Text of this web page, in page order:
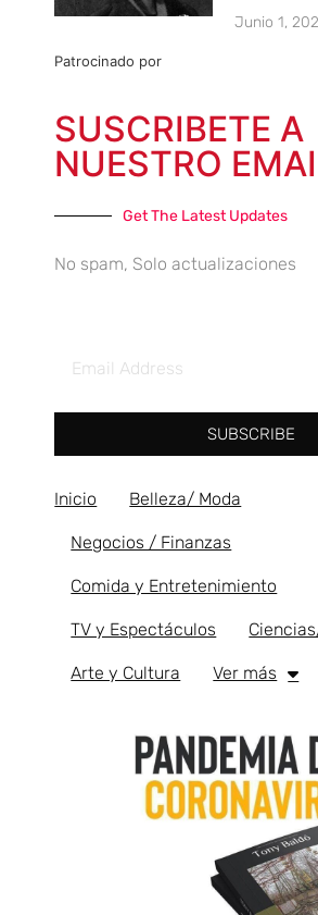
Junio 1,
Patrocinado por
SUSCRIBETE A
NUESTRO
Get The Latest Updates
No spam, Solo actualizaciones
SUBSCRIBE
Inicio Belleza/ Moda
Negocios / Finanzas
Comida y Entretenimiento
TV y Espectáculos
Arte y Cultura Ver más